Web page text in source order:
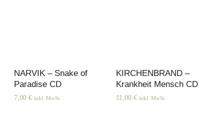
NARVIK – Snake of
Paradise CD
7,00 € inkl. MwSt.
KIRCHENBRAND –
Krankheit Mensch CD
11,00 € inkl. MwSt.